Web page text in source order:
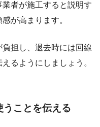
者が施工すると説明す
が高まります。
担し、退去時には回線
るようにしましょう。
うことを伝える